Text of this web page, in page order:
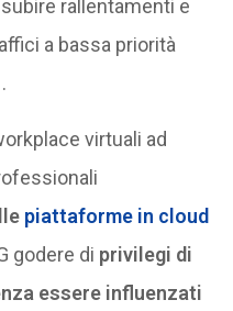
rallentamenti e
a bassa priorità
virtuali ad
piattaforme in cloud
godere di privilegi di
essere influenzati